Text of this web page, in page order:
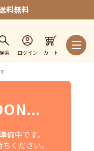
料無料
索 ログイン カート
備中です。
ください。